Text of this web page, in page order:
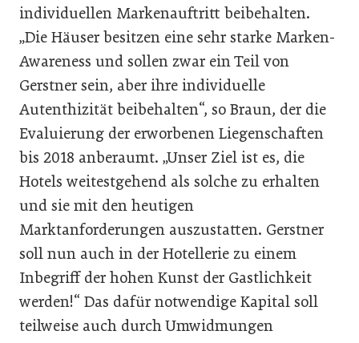
individuellen Markenauftritt beibehalten.
„Die Häuser besitzen eine sehr starke Marken-
Awareness und sollen zwar ein Teil von
Gerstner sein, aber ihre individuelle
Autenthizität beibehalten“, so Braun, der die
Evaluierung der erworbenen Liegenschaften
bis 2018 anberaumt. „Unser Ziel ist es, die
Hotels weitestgehend als solche zu erhalten
und sie mit den heutigen
Marktanforderungen auszustatten. Gerstner
soll nun auch in der Hotellerie zu einem
Inbegriff der hohen Kunst der Gastlichkeit
werden!“ Das dafür notwendige Kapital soll
teilweise auch durch Umwidmungen